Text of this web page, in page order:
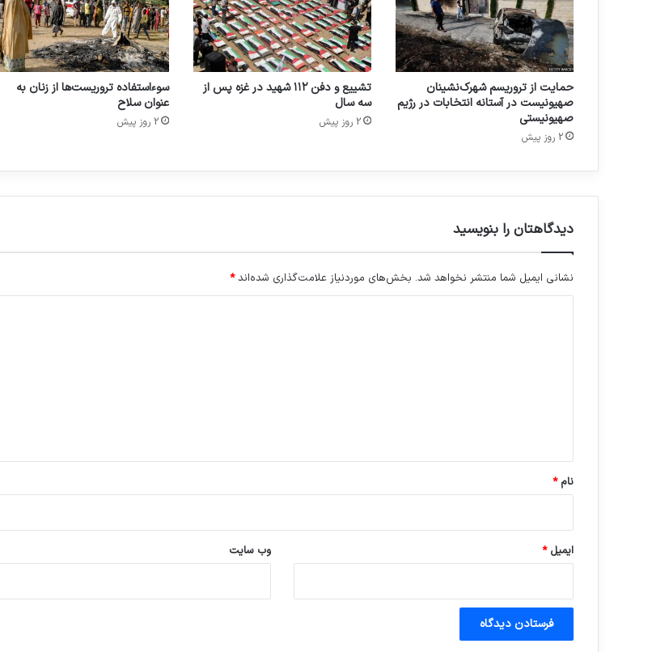
حمایت از تروریسم شهرک‌نشینان
صهیونیست در آستانه انتخابات در رژیم
صهیونیستی
2 روز پیش
تشییع و دفن ۱۱۲ شهید در غزه پس از
سه سال
2 روز پیش
سوءاستفاده تروریست‌ها از زنان به
عنوان سلاح
2 روز پیش
دیدگاهتان را بنویسید
نشانی ایمیل شما منتشر نخواهد شد. بخش‌های موردنیاز علامت‌گذاری شده‌اند*
نام*
ایمیل* وب‌ سایت